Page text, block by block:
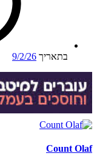
בתאריך 9/2/26
Count Olaf